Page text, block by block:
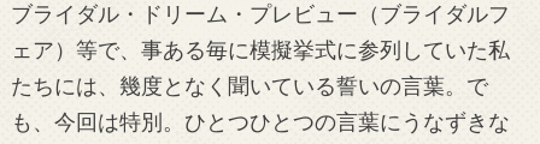
ブライダル・ドリーム・プレビュー（ブライダルフ
ェア）等で、事ある毎に模擬挙式に参列していた私
たちには、幾度となく聞いている誓いの言葉。で
も、今回は特別。ひとつひとつの言葉にうなずきな